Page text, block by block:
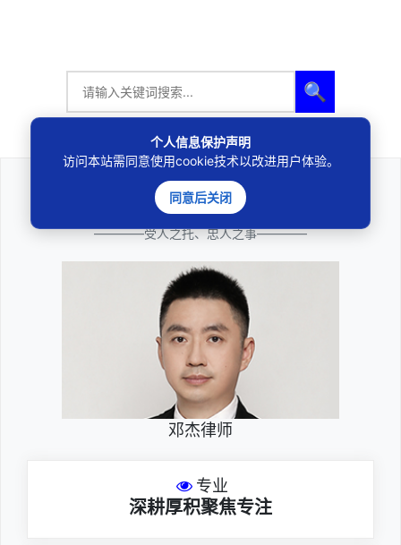
🔍
法律咨询
————受人之托、忠人之事————
邓杰律师
专业
深耕厚积聚焦专注
个人信息保护声明
访问本站需同意使用cookie技术以改进用户体验。
同意后关闭